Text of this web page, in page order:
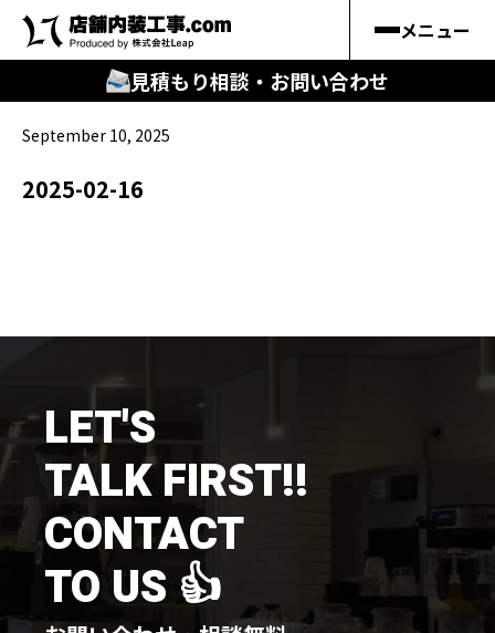
メニュー
見積もり相談・お問い合わせ
︎探す
キーワードから
知る
はじめての方
店舗内装工事.comの強み
施工までの流れ
コラムを読む
お客様のこえ
September 10, 2025
2025-02-16
LET'S
TALK FIRST!!
CONTACT
TO US 👍